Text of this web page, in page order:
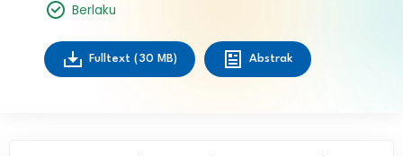
Berlaku
Fulltext (30 MB) Abstrak